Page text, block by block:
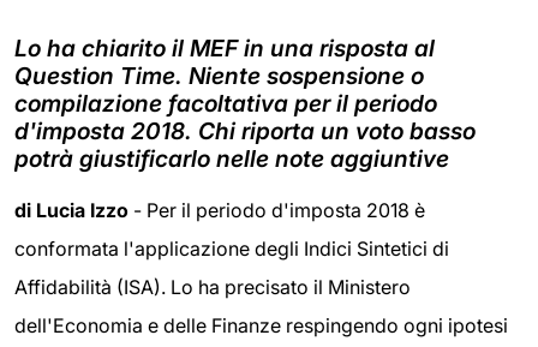
Lo ha chiarito il MEF in una risposta al
Question Time. Niente sospensione o
compilazione facoltativa per il periodo
d'imposta 2018. Chi riporta un voto basso
potrà giustificarlo nelle note aggiuntive
di Lucia Izzo - Per il periodo d'imposta 2018 è
conformata l'applicazione degli Indici Sintetici di
Affidabilità (ISA). Lo ha precisato il Ministero
dell'Economia e delle Finanze respingendo ogni ipotesi